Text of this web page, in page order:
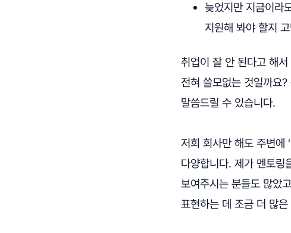
늦었지만 지금이라
지원해 봐야 할지
취업이 잘 안 된다고 해
전혀 쓸모없는 것일까요
말씀드릴 수 있습니다.
저희 회사만 해도 주변에
다양합니다. 제가 멘토링
보여주시는 분들도 많았
표현하는 데 조금 더 많